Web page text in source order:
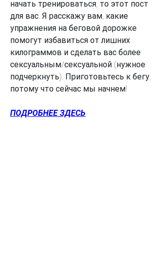
начать тренироваться, то этот пост
для вас. Я расскажу вам, какие
упражнения на беговой дорожке
помогут избавиться от лишних
килограммов и сделать вас более
сексуальным/сексуальной (нужное
подчеркнуть). Приготовьтесь к бегу,
потому что сейчас мы начнем!
ПОДРОБНЕЕ ЗДЕСЬ